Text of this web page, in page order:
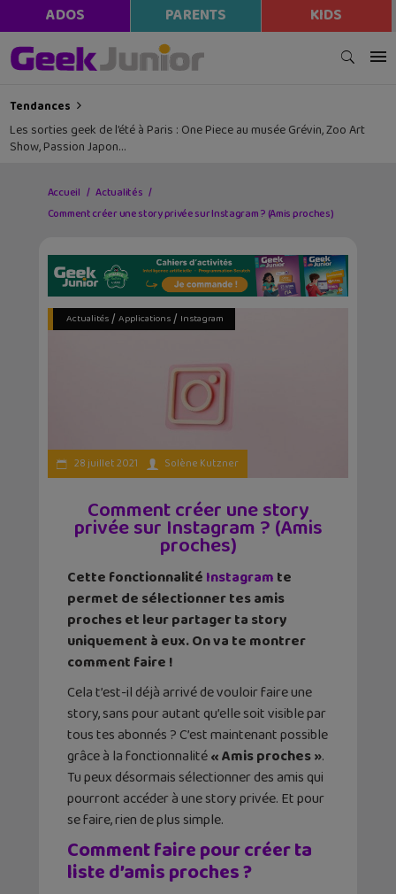
ADOS PARENTS KIDS
Tendances
Les sorties geek de l’été à Paris : One Piece au musée Grévin, Zoo Art
Show, Passion Japon…
Accueil
Actualités
Comment créer une story privée sur Instagram ? (Amis proches)
Actualités/ Applications/ Instagram
28 juillet 2021 Solène Kutzner
Comment créer une story
privée sur Instagram ? (Amis
proches)
Cette fonctionnalité Instagram te
permet de sélectionner tes amis
proches et leur partager ta story
uniquement à eux. On va te montrer
comment faire !
Cela t’est-il déjà arrivé de vouloir faire une
story, sans pour autant qu’elle soit visible par
tous tes abonnés ? C’est maintenant possible
grâce à la fonctionnalité« Amis proches ».
Tu peux désormais sélectionner des amis qui
pourront accéder à une story privée. Et pour
se faire, rien de plus simple.
Comment faire pour créer ta
liste d’amis proches ?